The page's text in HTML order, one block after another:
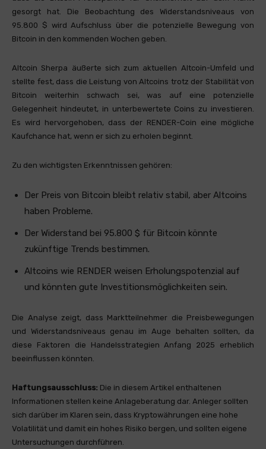
gesorgt hat. Die Beobachtung des Widerstandsniveaus von
95.800 $ wird Aufschluss über die potenzielle Bewegung von
Bitcoin in den kommenden Wochen geben.
Altcoin Sherpa äußerte sich zum aktuellen Altcoin-Umfeld und
stellte fest, dass die Leistung von Altcoins trotz der Stabilität von
Bitcoin weiterhin schwach sei, was auf eine potenzielle
Gelegenheit hindeutet, in unterbewertete Coins zu investieren.
Es wird hervorgehoben, dass der RENDER-Coin eine mögliche
Kaufchance hat, wenn er sich zu erholen beginnt.
Zu den wichtigsten Erkenntnissen gehören:
Der Preis von Bitcoin bleibt relativ stabil, aber Altcoins
haben Probleme.
Der Widerstand bei 95.800 $ für Bitcoin könnte
zukünftige Trends bestimmen.
Altcoins wie RENDER weisen Erholungspotenzial auf
und könnten gute Investitionsmöglichkeiten sein.
Die Analyse zeigt, dass Marktteilnehmer die Preisbewegungen
und Widerstandsniveaus genau im Auge behalten sollten, da
diese Faktoren die Handelsstrategien Anfang 2025 erheblich
beeinflussen könnten.
Haftungsausschluss: Die in diesem Artikel enthaltenen
Informationen stellen keine Anlageberatung dar. Anleger sollten
sich darüber im Klaren sein, dass Kryptowährungen eine hohe
Volatilität und damit ein hohes Risiko bergen, und sollten eigene
Untersuchungen durchführen.